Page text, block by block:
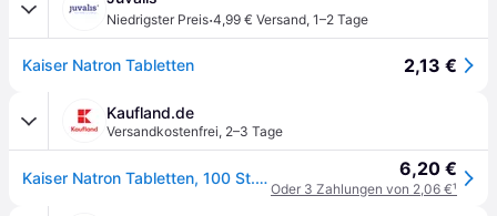
Niedrigster Preis·4,99 € Versand, 1–2 Tage
Kaiser Natron Tabletten 2,13 €
Kaufland.de
Versandkostenfrei, 2–3 Tage
Kaiser Natron Tabletten, 100 St. Tabletten 6,20 €
Oder 3 Zahlungen von 2,06 €¹